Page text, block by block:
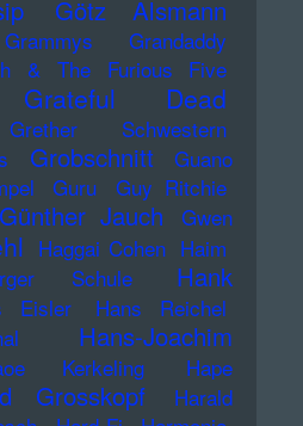
Götz Alsmann
Grammys
Grandaddy
& The Furious Five
Grateful Dead
Grether Schwestern
Grobschnitt
Guano
Guru
Guy Ritchie
Günther Jauch
Gwen
Haggai Cohen Haim
Schule
Hank
Eisler
Hans Reichel
Hans-Joachim
Kerkeling
Hape
Grosskopf
Harald